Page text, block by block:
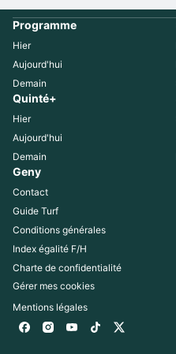
Programme
Hier
Aujourd'hui
Demain
Quinté+
Hier
Aujourd'hui
Demain
Geny
Contact
Guide Turf
Conditions générales
Index égalité F/H
Charte de confidentialité
Gérer mes cookies
Mentions légales